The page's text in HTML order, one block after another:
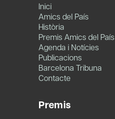
Inici
Amics del País
Història
Premis Amics del País
Agenda i Notícies
Publicacions
Barcelona Tribuna
Contacte
Premis